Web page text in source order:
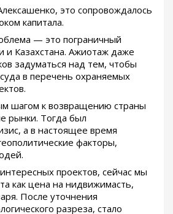
это сопровождалось
капитала.
— это пограничный
и Казахстана. Ажиотаж даже
задуматься над тем, чтобы
в перечень охраняемых
шагом к возвращению страны
рынки. Тогда был
а в настоящее время
факторы,
проектов, сейчас мы
как цена на нидвижимасть,
После уточнения
разреза, стало